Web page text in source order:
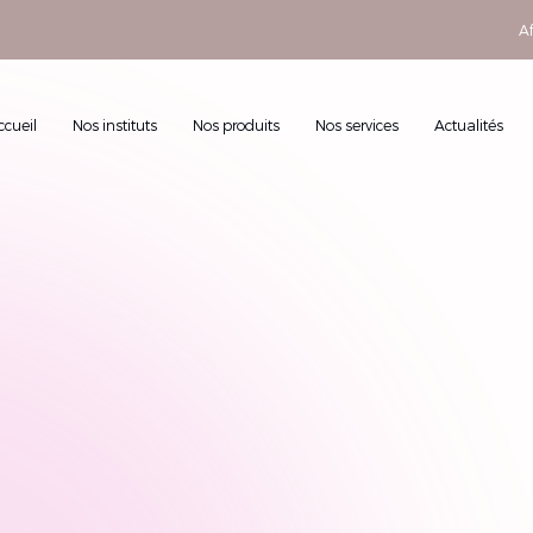
Nos instituts Nos produits Nos services Actualités